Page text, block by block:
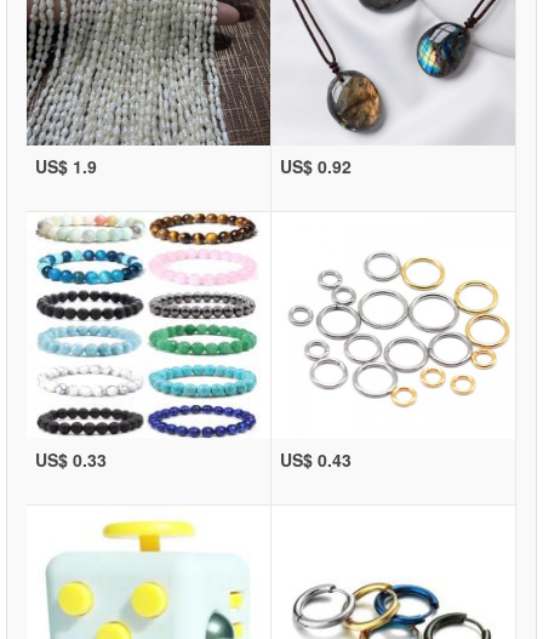
US$ 1.9 US$ 0.92
US$ 0.33 US$ 0.43